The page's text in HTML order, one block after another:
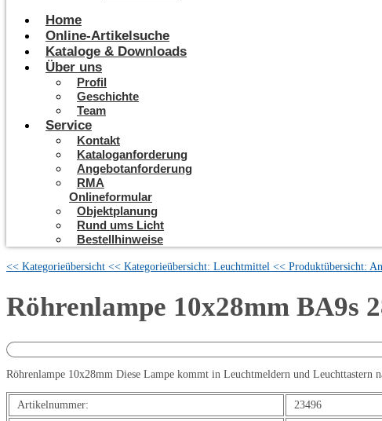
Home
Online-Artikelsuche
Kataloge & Downloads
Über uns
Profil
Geschichte
Team
Service
Kontakt
Kataloganforderung
Angebotanforderung
RMA
Onlineformular
Objektplanung
Rund ums Licht
Bestellhinweise
<< Kategorieübersicht << Kategorieübersicht: Leuchtmittel << Produktübersicht:
Röhrenlampe 10x28mm BA9s
Röhrenlampe 10x28mm Diese Lampe kommt in Leuchtmeldern und
Artikelnummer:
23496